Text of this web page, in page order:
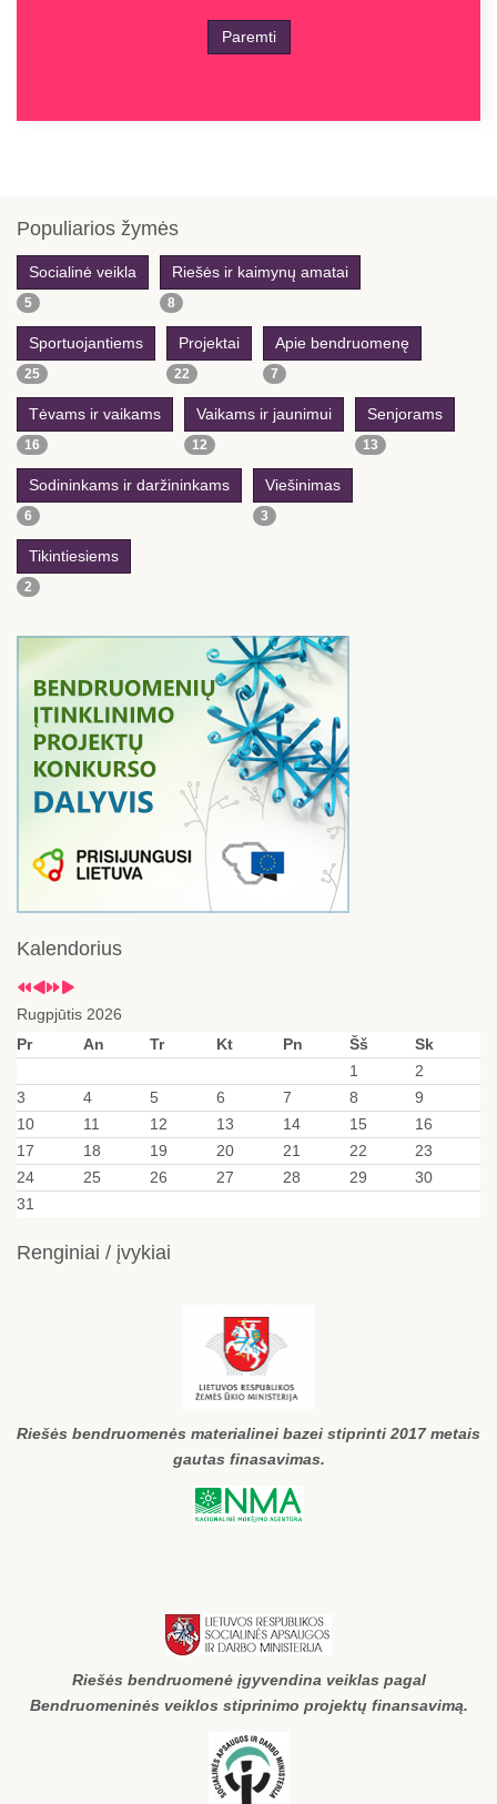
Paremti
Populiarios žymės
Socialinė veikla
5
Riešės ir kaimynų amatai
8
Sportuojantiems
25
Projektai
22
Apie bendruomenę
7
Tėvams ir vaikams
16
Vaikams ir jaunimui
12
Senjorams
13
Sodininkams ir daržininkams
6
Viešinimas
3
Tikintiesiems
2
Kalendorius
YearMonth
YearMonth
Rugpjūtis 2026
Pr
An Tr Kt Pn Šš
Sk
1
2
3
4 5 6 7 8
9
10
11 12 13 14 15
16
17
18 19 20 21 22
23
24
25 26 27 28 29
30
31
Renginiai / įvykiai
Riešės bendruomenės materialinei bazei stiprinti 2017 metais
gautas finasavimas.
Riešės bendruomenė įgyvendina veiklas pagal
Bendruomeninės veiklos stiprinimo projektų finansavimą.